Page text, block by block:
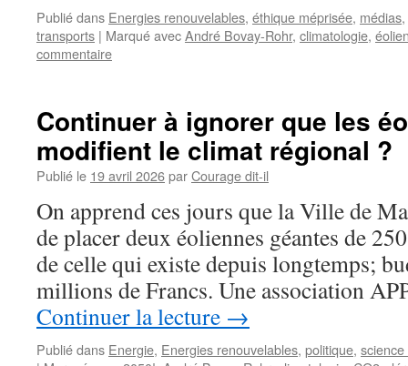
Publié dans Energies renouvelables, éthique méprisée, médias,
transports | Marqué avecAndré Bovay-Rohr, climatologie,
commentaire
Continuer à ignorer que les
modifient le climat régional ?
Publié le 19 avril 2026parCourage dit-il
On apprend ces jours que la Ville de
de placer deux éoliennes géantes de
de celle qui existe depuis longtemps;
millions de Francs. Une association
Continuer la lecture →
Publié dans Energie, Energies renouvelables, politique,